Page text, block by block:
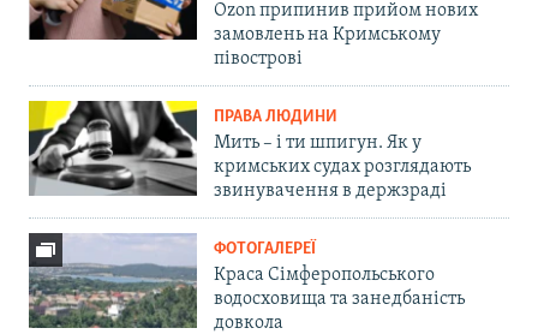
Ozon припинив прийом нових
замовлень на Кримському
півострові
ПРАВА ЛЮДИНИ
Мить – і ти шпигун. Як у
кримських судах розглядають
звинувачення в держзраді
ФОТОГАЛЕРЕЇ
Краса Сімферопольського
водосховища та занедбаність
довкола